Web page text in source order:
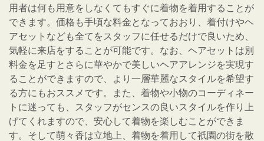
用者は何も用意をしなくてもすぐに着物を着用することが
できます。価格も手頃な料金となっておおり、着付けやヘ
アセットなども全てをスタッフに任せるだけで良いため、
気軽に来店をすることが可能です。なお、ヘアセットは別
料金を足すとさらに華やかで美しいヘアアレンジを実現す
ることができますので、より一層華麗なスタイルを希望す
る方にもおススメです。また、着物や小物のコーディネー
トに迷っても、スタッフがセンスの良いスタイルを作り上
げてくれますので、安心して着物を楽しむことができま
す。そして萌々香は立地上、着物を着用して祇園の街を散